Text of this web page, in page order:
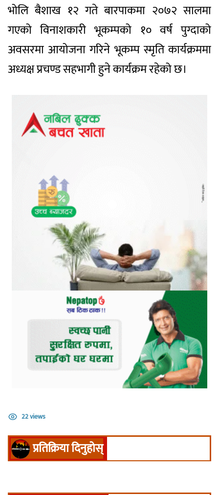
भोलि बैशाख १२ गते बारपाकमा २०७२ सालमा
गएको विनाशकारी भूकम्पको १० वर्ष पुग्दाको
अवसरमा आयोजना गरिने भूकम्प स्मृति कार्यक्रममा
अध्यक्ष प्रचण्ड सहभागी हुने कार्यक्रम रहेको छ।
22 views
प्रतिक्रिया दिनुहोस्